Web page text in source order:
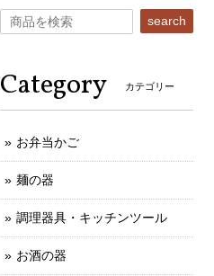
search
Category カテゴリー
お弁当かご
麺の器
調理器具・キッチンツール
お酒の器